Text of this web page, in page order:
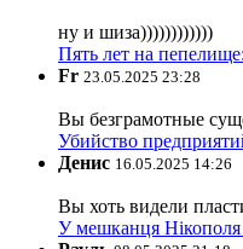
ну и шиза))))))))))))
Пять лет на
Fr 23.05.2025 23:28
Вы безграмотные
Убийство
Денис 16.05.2025 14:26
Вы хоть видели
У мешканця Нікополя